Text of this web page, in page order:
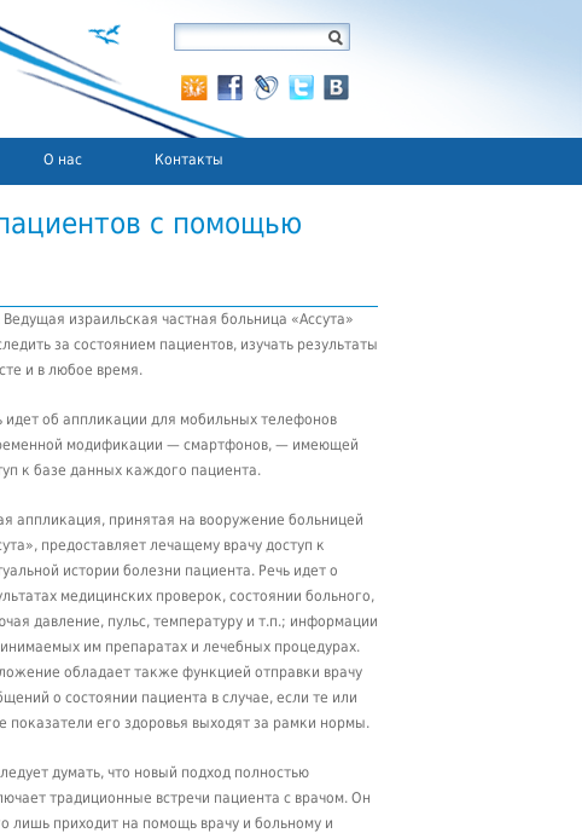
О нас Контакты
с помощью
израильская частная больница «Ассута»
за состоянием пациентов, изучать результаты
и в любое время.
идет об аппликации для мобильных телефонов
модификации — смартфонов, — имеющей
к базе данных каждого пациента.
аппликация, принятая на вооружение больницей
предоставляет лечащему врачу доступ к
истории болезни пациента. Речь идет о
медицинских проверок, состоянии больного,
давление, пульс, температуру и т.п.; информации
им препаратах и лечебных процедурах.
обладает также функцией отправки врачу
о состоянии пациента в случае, если те или
показатели его здоровья выходят за рамки нормы.
думать, что новый подход полностью
традиционные встречи пациента с врачом. Он
лишь приходит на помощь врачу и больному и